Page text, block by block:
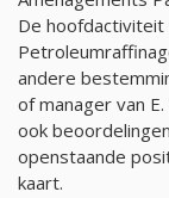
De hoofdactiviteit
andere
of manager van
ook
openstaande
kaart.